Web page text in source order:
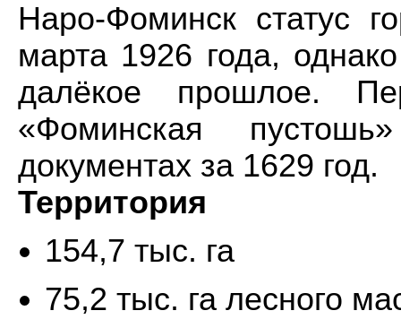
Наро-Фоминск статус
марта 1926 года,
далёкое прошлое.
«Фоминская
документах за 1629 год.
Территория
154,7 тыс. га
75,2 тыс. га лесного